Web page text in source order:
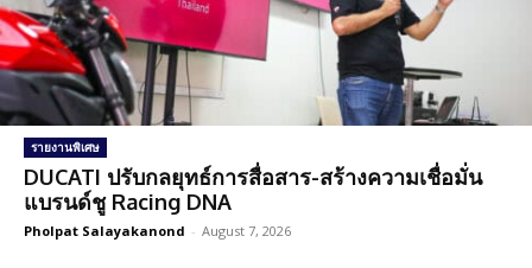
รายงานพิเศษ
DUCATI ปรับกลยุทธ์การสื่อสาร-สร้างความเชื่อมั่น
แบรนด์ชู Racing DNA
Pholpat Salayakanond - August 7, 2026